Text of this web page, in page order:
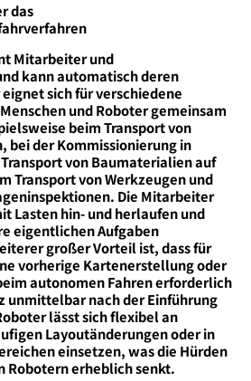
das
Mitarbeiter und
kann automatisch deren
sich für verschiedene
und Roboter gemeinsam
beim Transport von
bei der Kommissionierung in
von Baumaterialien auf
Transport von Werkzeugen und
Die Mitarbeiter
Lasten hin- und herlaufen und
eigentlichen Aufgaben
großer Vorteil ist, dass für
vorherige Kartenerstellung oder
autonomen Fahren erforderlich
unmittelbar nach der Einführung
lässt sich flexibel an
Layoutänderungen oder in
einsetzen, was die Hürden
Robotern erheblich senkt.